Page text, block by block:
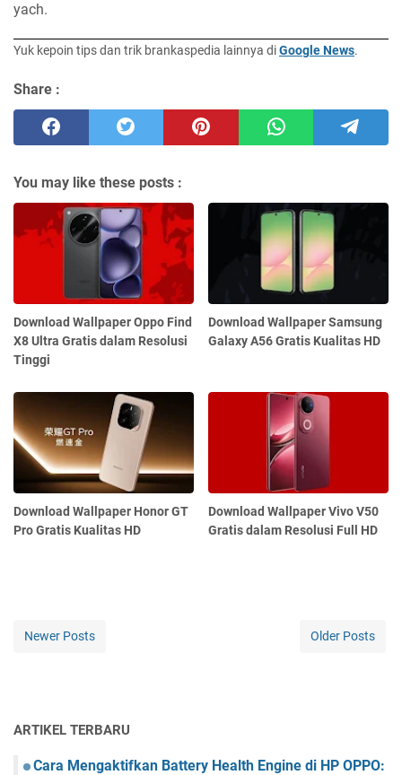
yach.
Yuk kepoin tips dan trik brankaspedia lainnya diGoogle News.
Share :
You may like these posts :
Download Wallpaper Oppo Find
X8 Ultra Gratis dalam Resolusi
Tinggi
Download Wallpaper Samsung
Galaxy A56 Gratis Kualitas HD
Download Wallpaper Honor GT
Pro Gratis Kualitas HD
Download Wallpaper Vivo V50
Gratis dalam Resolusi Full HD
Newer Posts Older Posts
ARTIKEL TERBARU
Cara Mengaktifkan Battery Health Engine di HP OPPO: